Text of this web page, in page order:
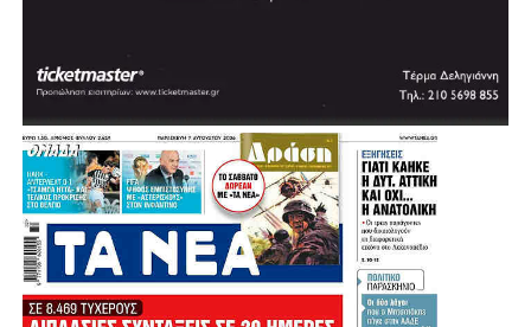
Επισκέφθηκε, επίσημα προσκεκλημένος, την Αγγλία, τη
Δυτική Γερμανία και τις ΗΠΑ.
Τιμήθηκε από τον τότε Πρόεδρο της Δημοκρατίας Κάρολο
Παπούλια με τον Μεγαλόσταυρο του Τάγματος του
Φοίνικος, λόγω της μακράς πολιτικής του δράσης, καθώς
και με άλλα ανώτερα παράσημα διαφόρων κρατών.